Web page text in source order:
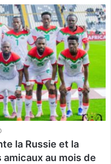
la Russie et la
au mois de